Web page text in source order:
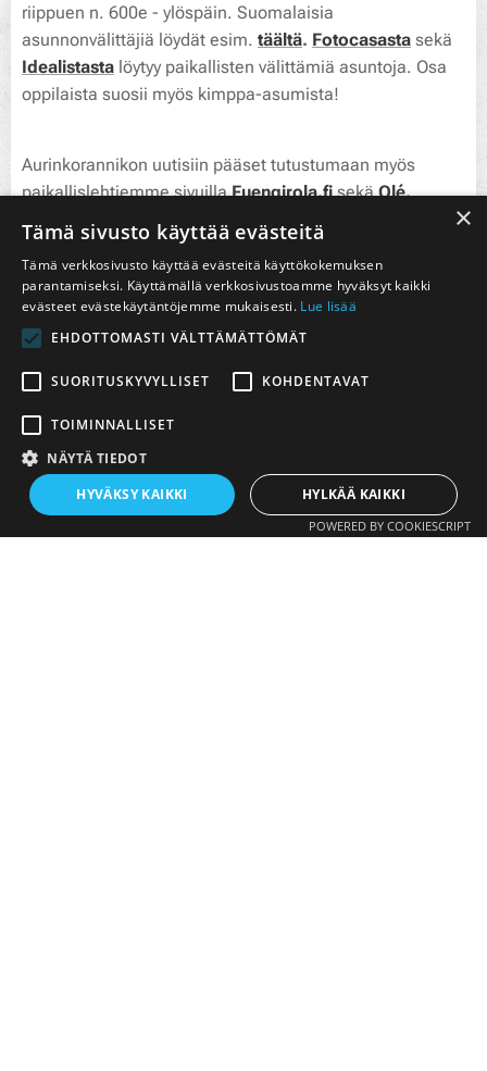
riippuen n. 600e - ylöspäin. Suomalaisia
asunnonvälittäjiä löydät esim. täältä. Fotocasasta sekä
Idealistasta löytyy paikallisten välittämiä asuntoja. Osa
oppilaista suosii myös kimppa-asumista!
Aurinkorannikon uutisiin pääset tutustumaan myös
paikallislehtiemme sivuillaFuengirola.fi sekäOlé.
Osa oppilaista on työskennellyt opintojen ohella.
Suomestaovat yleistyneet ja työpaikkoja löytyy myös
mm. Suomalaisista palvelukeskuksissa Fuengirolasta,
joita esimerkiksi:
Barona , Staffpoint
sales
Oppilaiden kokemuksia
×
Tämä sivusto käyttää evästeitä
Tämä verkkosivusto käyttää evästeitä käyttökokemuksen
parantamiseksi. Käyttämällä verkkosivustoamme hyväksyt kaikki
evästeet evästekäytäntöjemme mukaisesti. Lue lisää
EHDOTTOMASTI VÄLTTÄMÄTTÖMÄT
SUORITUSKYVYLLISET KOHDENTAVAT
TOIMINNALLISET
NÄYTÄ TIEDOT
HYVÄKSY KAIKKI
HYLKÄÄ KAIKKI
POWERED BY COOKIESCRIPT